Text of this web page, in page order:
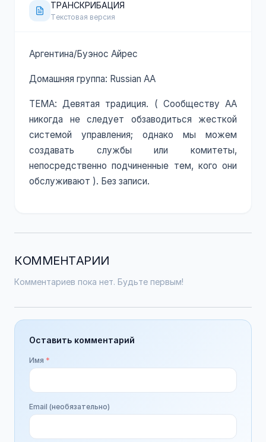
ТРАНСКРИБАЦИЯ
Текстовая версия
Аргентина/Буэнос Айрес
Домашняя группа: Russian AA
ТЕМА: Девятая традиция. ( Сообществу АА
никогда не следует обзаводиться жесткой
системой управления; однако мы можем
создавать службы или комитеты,
непосредственно подчиненные тем, кого они
обслуживают ). Без записи.
КОММЕНТАРИИ
Комментариев пока нет. Будьте первым!
Оставить комментарий
Имя *
Email (необязательно)